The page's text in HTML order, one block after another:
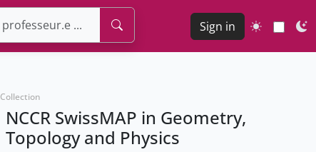
Sign in
Collection
NCCR SwissMAP in Geometry,
Topology and Physics